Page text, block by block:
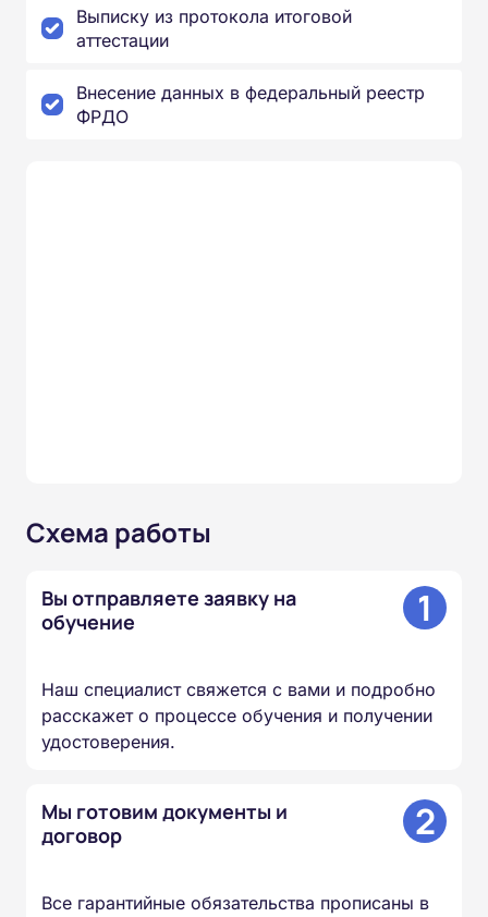
Выписку из протокола итоговой
аттестации
Внесение данных в федеральный реестр
ФРДО
Схема работы
Вы отправляете заявку на
обучение
1
Наш специалист свяжется с вами и подробно
расскажет о процессе обучения и получении
удостоверения.
Мы готовим документы и
договор
2
Все гарантийные обязательства прописаны в